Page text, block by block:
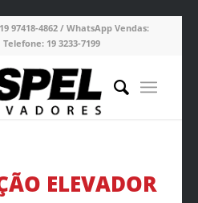
19 97418-4862 /WhatsApp Vendas:
Telefone: 19 3233-7199
ELEVADOR